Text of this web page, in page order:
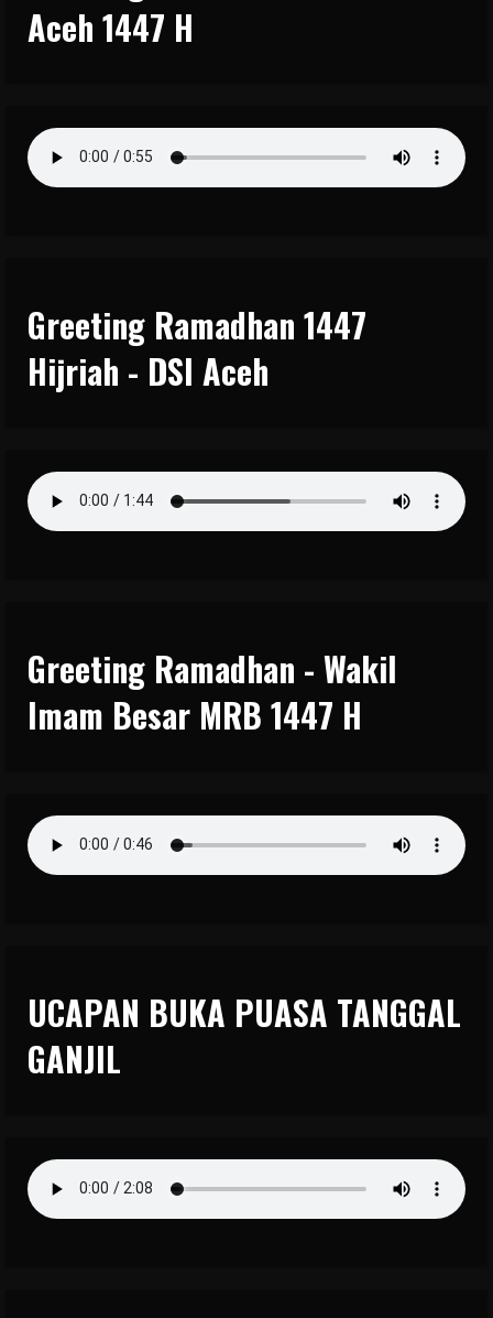
Aceh 1447 H
Greeting Ramadhan 1447
Hijriah - DSI Aceh
Greeting Ramadhan - Wakil
Imam Besar MRB 1447 H
UCAPAN BUKA PUASA TANGGAL
GANJIL